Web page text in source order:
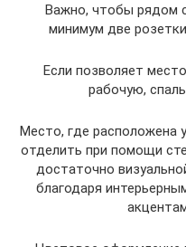
Важно, чтобы рядом
минимум две
Если позволяет
рабочую,
Место, где расположена
отделить при помощи
достаточно
благодаря